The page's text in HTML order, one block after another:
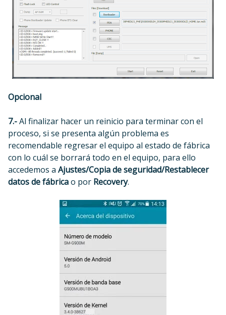
Opcional
7.-Al finalizar hacer un reinicio para terminar con el
proceso, si se presenta algún problema es
recomendable regresar el equipo al estado de fábrica
con lo cuál se borrará todo en el equipo, para ello
accedemos a Ajustes/Copia de seguridad/Restablecer
datos de fábricao por Recovery.